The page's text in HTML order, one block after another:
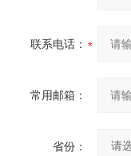
联系电话：
常用邮箱：
省份：